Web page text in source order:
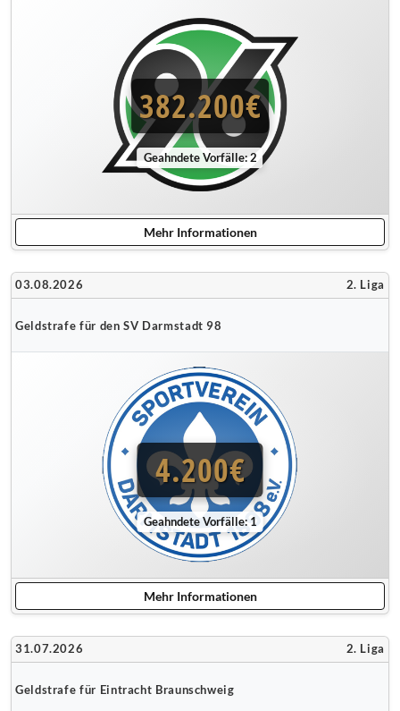
382.200€
Geahndete Vorfälle: 2
Mehr Informationen
03.08.2026 2. Liga
Geldstrafe für den SV Darmstadt 98
4.200€
Geahndete Vorfälle: 1
Mehr Informationen
31.07.2026 2. Liga
Geldstrafe für Eintracht Braunschweig